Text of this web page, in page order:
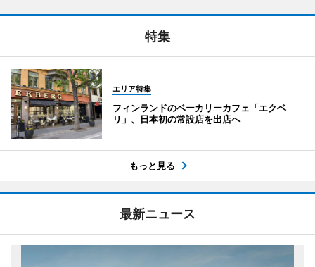
特集
エリア特集
フィンランドのベーカリーカフェ「エクベ
リ」、日本初の常設店を出店へ
もっと見る
最新ニュース